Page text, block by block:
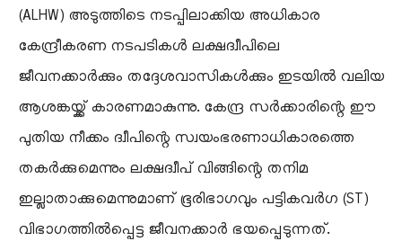
(ALHW) അടുത്തിടെ നടപ്പിലാക്കിയ അധികാര
കേന്ദ്രീകരണ നടപടികൾ ലക്ഷദ്വീപിലെ
ജീവനക്കാർക്കും തദ്ദേശവാസികൾക്കും ഇടയിൽ വലിയ
ആശങ്കയ്ക്ക് കാരണമാകുന്നു. കേന്ദ്ര സർക്കാരിന്റെ ഈ
പുതിയ നീക്കം ദ്വീപിന്റെ സ്വയംഭരണാധികാരത്തെ
തകർക്കുമെന്നും ലക്ഷദ്വീപ് വിങ്ങിന്റെ തനിമ
ഇല്ലാതാക്കുമെന്നുമാണ് ഭൂരിഭാഗവും പട്ടികവർഗ (ST)
വിഭാഗത്തിൽപ്പെട്ട ജീവനക്കാർ ഭയപ്പെടുന്നത്.